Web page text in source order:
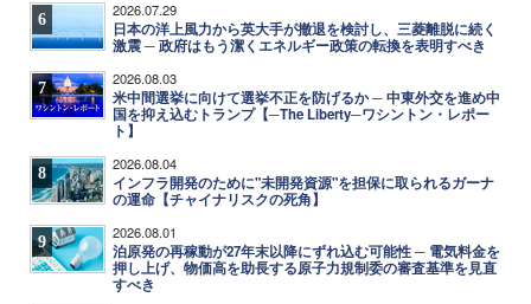
6 2026.07.29
日本の洋上風力から英大手が撤退を検討し、三菱離脱に続く
激震 ─ 政府はもう潔くエネルギー政策の転換を表明すべき
7 2026.08.03
米中間選挙に向けて選挙不正を防げるか ─ 中東外交を進め中
国を抑え込むトランプ【─The Liberty─ワシントン・レポー
ト】
8 2026.08.04
インフラ開発のために"未開発資源"を担保に取られるガーナ
の運命【チャイナリスクの死角】
9 2026.08.01
泊原発の再稼動が27年末以降にずれ込む可能性 ─ 電気料金を
押し上げ、物価高を助長する原子力規制委の審査基準を見直
すべき